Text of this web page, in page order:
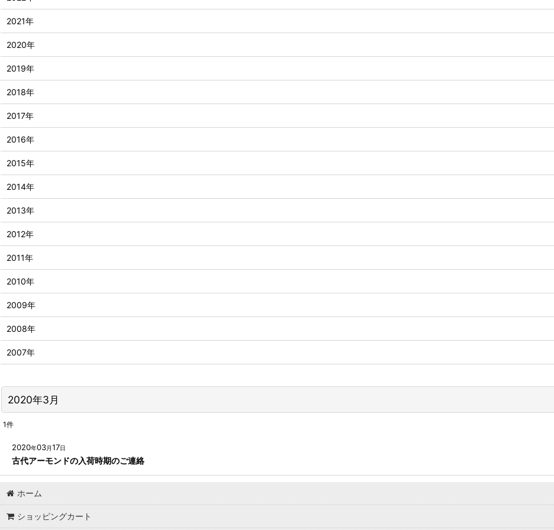
2020年3月
1件
2020年03月17日
古代アーモンドの入荷時期のご連絡
2021年
2020年
2019年
2018年
2017年
2016年
2015年
2014年
2013年
2012年
2011年
2010年
2009年
2008年
2007年
ホーム
ショッピングカート